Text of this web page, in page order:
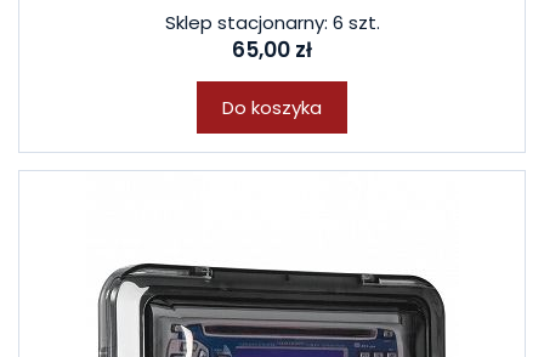
Sklep stacjonarny: 6 szt.
65,00 zł
Do koszyka